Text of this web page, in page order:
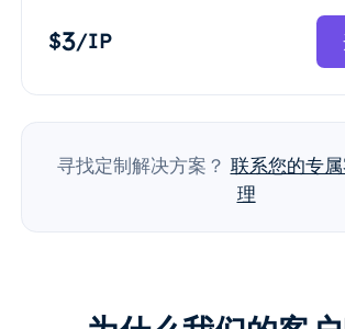
$3/IP
寻找定制解决方案？ 联系您的专
理